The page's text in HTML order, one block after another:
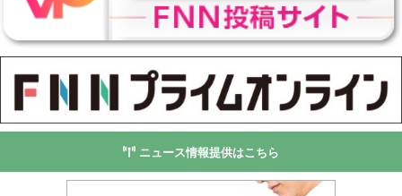
ニュース情報提供はこちら